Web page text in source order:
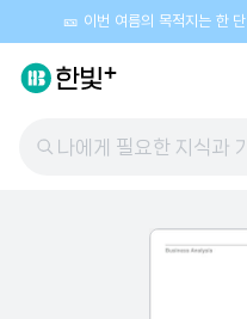
🎫 이번 여름의 목적지는 한
나에게 필요한 지식과